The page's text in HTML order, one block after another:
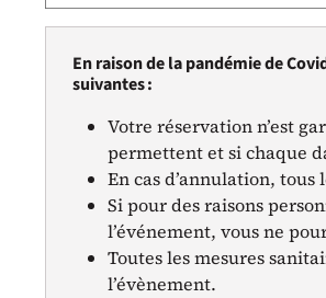
En raison de la pandémie de
suivantes :
Votre réservation n’est
permettent et si chaque
En cas d’annulation,
Si pour des raisons
l’événement, vous ne
Toutes les mesures
l’évènement.